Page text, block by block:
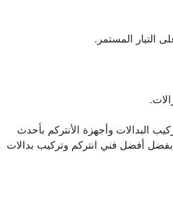
التيار المستمر.
البدالات وأجهزة الأنتركم بأحدث
أفضل فني انتركم وتركيب بدالات